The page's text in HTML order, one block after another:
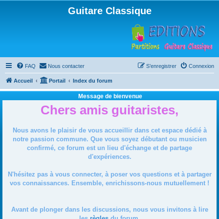
Guitare Classique
FAQ Nous contacter Connexion
S’enregistrer
Accueil Portail Index du forum
Message de bienvenue
Chers amis guitaristes,
Nous avons le plaisir de vous accueillir dans cet espace dédié à
notre passion commune. Que vous soyez débutant ou musicien
confirmé, ce forum est un lieu d'échange et de partage
d'expériences.
N'hésitez pas à vous connecter, à poser vos questions et à partager
vos connaissances. Ensemble, enrichissons-nous mutuellement !
Avant de plonger dans les discussions, nous vous invitons à lire